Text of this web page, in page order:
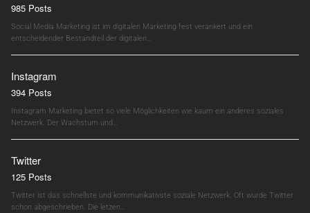
985 Posts
Social Media Marketing ist im digitalen Marketing fest verankert und ein
entscheidender Bestandteil der digitalen…
Instagram
394 Posts
Instagram Marketing bietet so viele Möglichkeiten wie kaum ein anderes soziales
Netzwerk. Der Wachstum und…
Twitter
125 Posts
Twitter ist das schnellste und kommunikativste soziale Netzwerk. Oft wurde Twitter
schon abgeschrieben. Die letzen…